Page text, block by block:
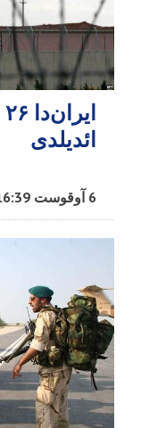
ائدیلدی
6 آوقوست 16:39